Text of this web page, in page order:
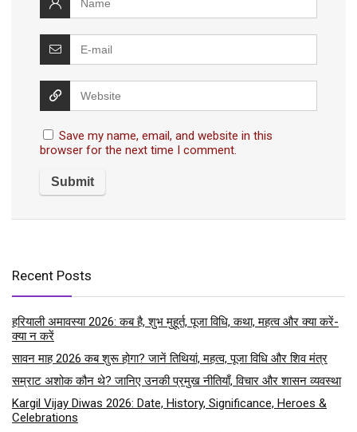
Save my name, email, and website in this
browser for the next time I comment.
Recent Posts
हरियाली अमावस्या 2026: कब है, शुभ मुहूर्त, पूजा विधि, कथा, महत्व और क्या करें-
क्या न करें
सावन माह 2026 कब शुरू होगा? जानें तिथियां, महत्व, पूजा विधि और शिव मंत्र
सम्राट अशोक कौन थे? जानिए उनकी प्रमुख नीतियाँ, विचार और शासन व्यवस्था
Kargil Vijay Diwas 2026: Date, History, Significance, Heroes &
Celebrations